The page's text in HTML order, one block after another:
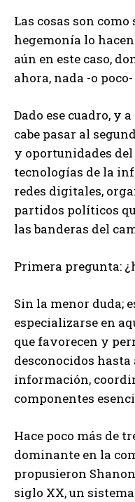
Las cosas son
hegemonía lo
aún en este caso,
ahora, nada -o
Dado ese cuadro, y
cabe pasar al
y oportunidades
tecnologías de la
redes digitales,
partidos políticos
las banderas del
Primera pregunta:
Sin la menor duda;
especializarse en
que favorecen y
desconocidos
información,
componentes
Hace poco más de
dominante en la
propusieron
siglo XX, un